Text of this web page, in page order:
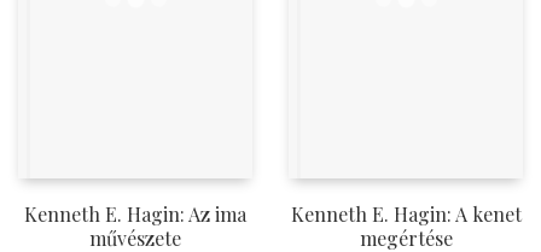
Kenneth E. Hagin: Az ima
művészete
Kenneth E. Hagin: A kenet
megértése